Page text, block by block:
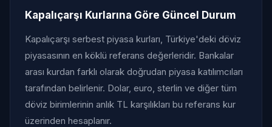
Kapalıçarşı Kurlarına Göre Güncel Durum
Kapalıçarşı serbest piyasa kurları, Türkiye'deki döviz
piyasasının en köklü referans değerleridir. Bankalar
arası kurdan farklı olarak doğrudan piyasa katılımcıları
tarafından belirlenir. Dolar, euro, sterlin ve diğer tüm
döviz birimlerinin anlık TL karşılıkları bu referans kur
üzerinden hesaplanır.